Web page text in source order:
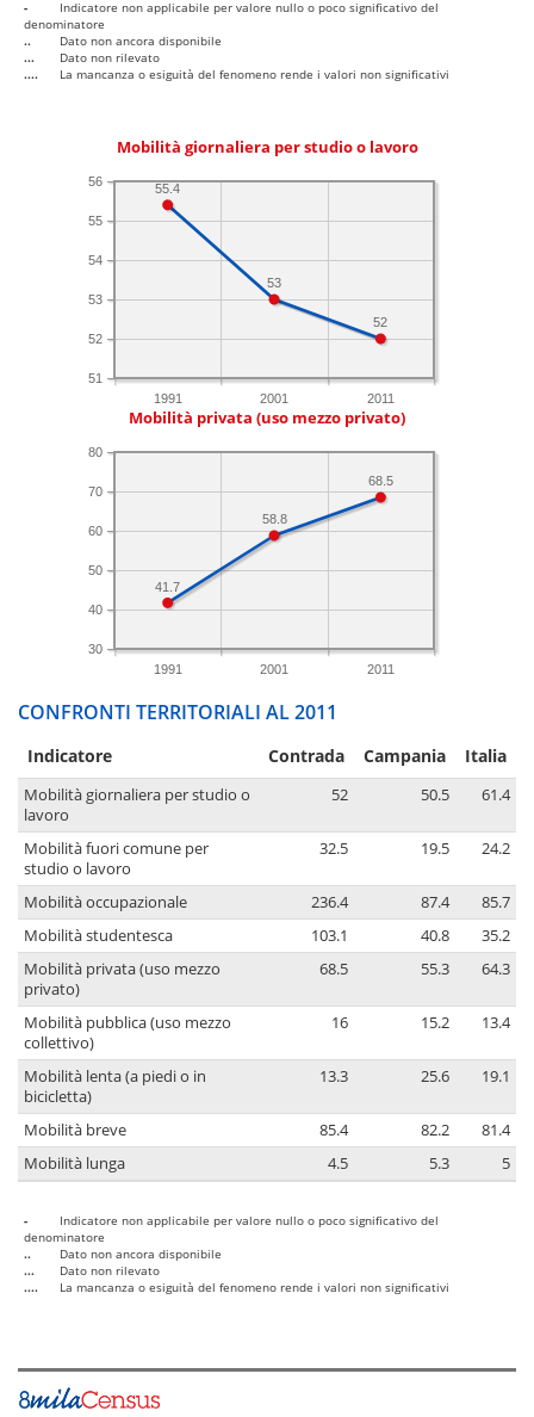
-
Indicatore non applicabile per valore nullo o poco significativo del
denominatore
..
Dato non ancora disponibile
...
Dato non rilevato
....
La mancanza o esiguità del fenomeno rende i valori non significativi
Mobilità giornaliera per studio o lavoro
1991 2001 2011
51
52
53
54
55
56
52
53
55.4
Mobilità privata (uso mezzo privato)
1991 2001 2011
30
40
50
60
70
80
68.5
58.8
41.7
CONFRONTI TERRITORIALI AL 2011
Indicatore Contrada Campania Italia
Mobilità giornaliera per studio o
lavoro
52 50.5 61.4
Mobilità fuori comune per
studio o lavoro
32.5 19.5 24.2
Mobilità occupazionale 236.4 87.4
85.7
Mobilità studentesca
103.1 40.8
35.2
Mobilità privata (uso mezzo
privato)
68.5 55.3 64.3
Mobilità pubblica (uso mezzo
collettivo)
16 15.2 13.4
Mobilità lenta (a piedi o in
bicicletta)
13.3 25.6 19.1
Mobilità breve 85.4 82.2
81.4
Mobilità lunga
4.5 5.3 5
-
Indicatore non applicabile per valore nullo o poco significativo del
denominatore
..
Dato non ancora disponibile
...
Dato non rilevato
....
La mancanza o esiguità del fenomeno rende i valori non significativi